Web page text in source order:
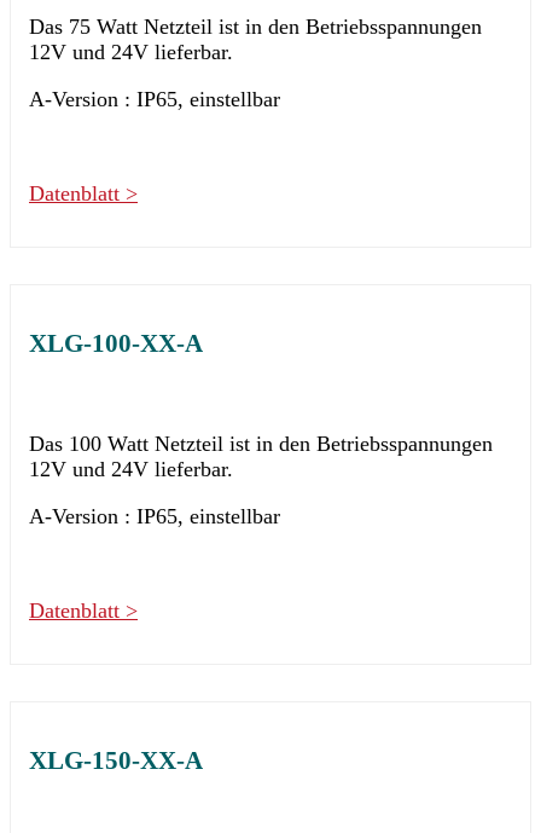
Das 75 Watt Netzteil ist in den Betriebsspannungen
12V und 24V lieferbar.
A-Version : IP65, einstellbar
Datenblatt >
XLG-100-XX-A
Das 100 Watt Netzteil ist in den Betriebsspannungen
12V und 24V lieferbar.
A-Version : IP65, einstellbar
Datenblatt >
XLG-150-XX-A